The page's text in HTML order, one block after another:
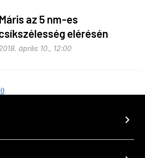
Máris az 5 nm-es
elérésén
a Samsung
április 10., 12:00
chevron_right